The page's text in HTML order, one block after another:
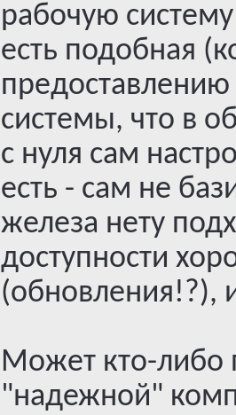
рабочую
есть подобная
предоставлению
системы, что в
с нуля сам
есть - сам не
железа нету
доступности
(обновления!?),
Может кто-либо
"надежной"